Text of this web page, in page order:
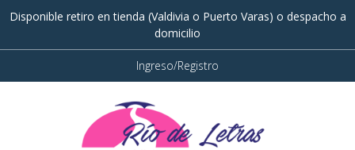
Disponible retiro en tienda (Valdivia o Puerto Varas) o despacho a
domicilio
Ingreso/Registro